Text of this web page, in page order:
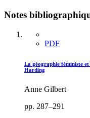
Notes
PDF
La géographie féministe
Harding
Anne Gilbert
pp. 287–291